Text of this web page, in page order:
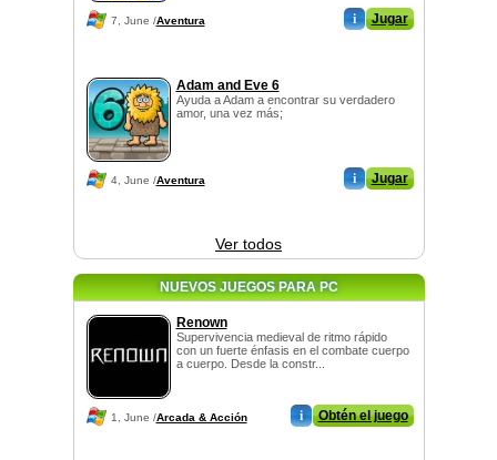
7, June /Aventura i Jugar
Adam and Eve 6
Ayuda a Adam a encontrar su verdadero
amor, una vez más;
4, June /Aventura i Jugar
Ver todos
NUEVOS JUEGOS PARA PC
Renown
Supervivencia medieval de ritmo rápido
con un fuerte énfasis en el combate cuerpo
a cuerpo. Desde la constr...
1, June /Arcada & Acción i Obtén el juego